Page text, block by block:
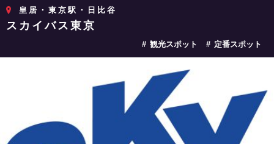
皇居・東京駅・日比谷
スカイバス東京
観光スポット 定番スポット